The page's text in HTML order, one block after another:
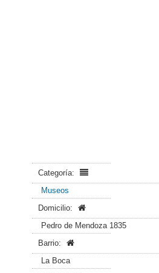
Categoría:
Museos
Domicilio:
Pedro de Mendoza 1835
Barrio:
La Boca